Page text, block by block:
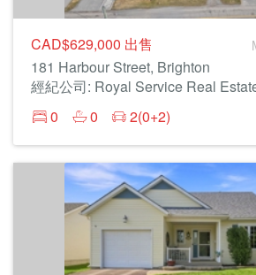
CAD$629,000 出售
181 Harbour Street, Brighton
經紀公司: Royal Service Real
0
0 2(0+2)